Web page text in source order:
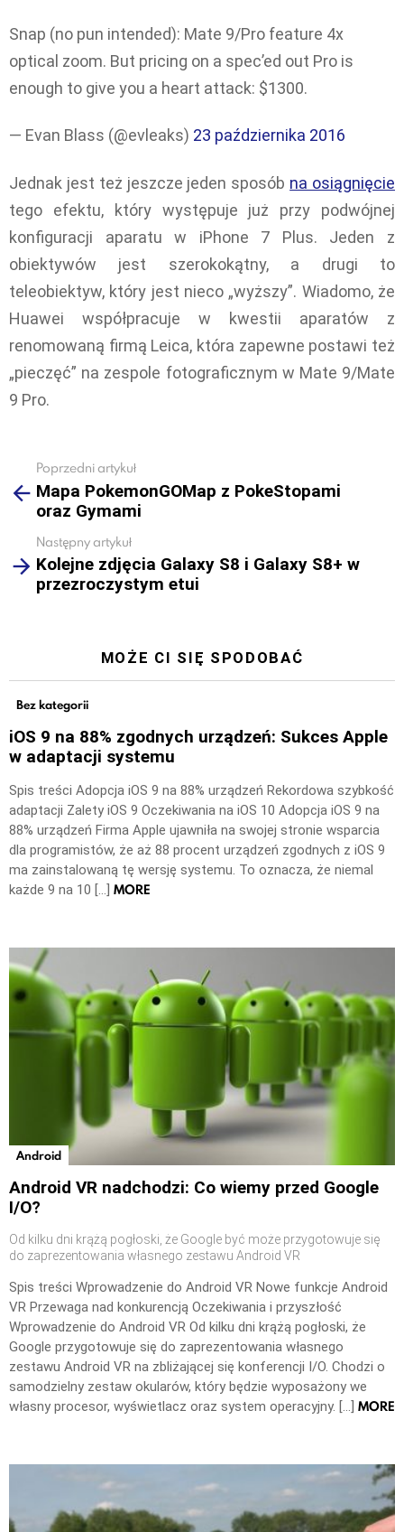
Snap (no pun intended): Mate 9/Pro feature 4x
optical zoom. But pricing on a spec’ed out Pro is
enough to give you a heart attack: $1300.
— Evan Blass (@evleaks) 23 października 2016
Jednak jest też jeszcze jeden sposób na osiągnięcie
tego efektu, który występuje już przy podwójnej
konfiguracji aparatu w iPhone 7 Plus. Jeden z
obiektywów jest szerokokątny, a drugi to
teleobiektyw, który jest nieco „wyższy”. Wiadomo, że
Huawei współpracuje w kwestii aparatów z
renomowaną firmą Leica, która zapewne postawi też
„pieczęć” na zespole fotograficznym w Mate 9/Mate
9 Pro.
more
Poprzedni artykuł
Mapa PokemonGOMap z PokeStopami
oraz Gymami
Następny artykuł
Kolejne zdjęcia Galaxy S8 i Galaxy S8+ w
przezroczystym etui
MOŻE CI SIĘ SPODOBAĆ
Bez kategorii
iOS 9 na 88% zgodnych urządzeń: Sukces Apple
w adaptacji systemu
Spis treści Adopcja iOS 9 na 88% urządzeń Rekordowa szybkość
adaptacji Zalety iOS 9 Oczekiwania na iOS 10 Adopcja iOS 9 na
88% urządzeń Firma Apple ujawniła na swojej stronie wsparcia
dla programistów, że aż 88 procent urządzeń zgodnych z iOS 9
ma zainstalowaną tę wersję systemu. To oznacza, że niemal
każde 9 na 10 […] MORE
Android
Android VR nadchodzi: Co wiemy przed Google
I/O?
Od kilku dni krążą pogłoski, że Google być może przygotowuje się
do zaprezentowania własnego zestawu Android VR
Spis treści Wprowadzenie do Android VR Nowe funkcje Android
VR Przewaga nad konkurencją Oczekiwania i przyszłość
Wprowadzenie do Android VR Od kilku dni krążą pogłoski, że
Google przygotowuje się do zaprezentowania własnego
zestawu Android VR na zbliżającej się konferencji I/O. Chodzi o
samodzielny zestaw okularów, który będzie wyposażony we
własny procesor, wyświetlacz oraz system operacyjny. […] MORE